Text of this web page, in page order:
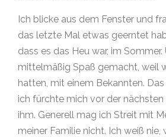
Ich blicke aus dem Fenster und
das letzte Mal etwas geerntet
dass es das Heu war, im
mittelmäßig Spaß gemacht, weil
hatten, mit einem Bekannten.
ich fürchte mich vor der
ihm. Generell mag ich Streit mit
meiner Familie nicht. Ich weiß nie,